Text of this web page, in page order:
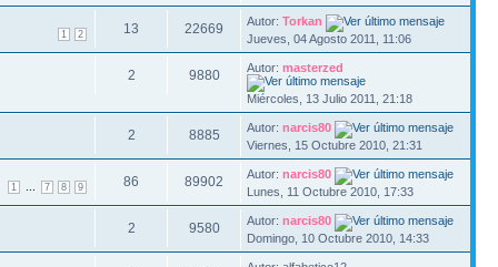
1 2 13 22669 Autor:Torkan
Jueves, 04 Agosto 2011, 11:06
2 9880 Autor:masterzed
Miércoles, 13 Julio 2011, 21:18
2 8885 Autor:narcis80
Viernes, 15 Octubre 2010, 21:31
1 7 8 9 86 89902 Autor:narcis80
Lunes, 11 Octubre 2010, 17:33
2 9580 Autor:narcis80
Domingo, 10 Octubre 2010, 14:33